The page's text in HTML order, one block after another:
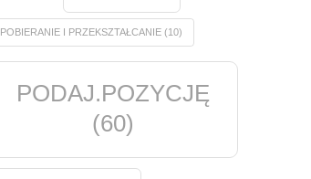
POBIERANIE I PRZEKSZTAŁCANIE(10)
PODAJ.POZYCJĘ
(60)